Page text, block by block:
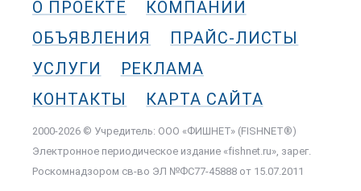
О ПРОЕКТЕ
КОМПАНИИ
ОБЪЯВЛЕНИЯ
ПРАЙС-ЛИСТЫ
УСЛУГИ
РЕКЛАМА
КОНТАКТЫ
КАРТА САЙТА
2000-2026 © Учредитель: ООО «ФИШНЕТ» (FISHNET®)
Электронное периодическое издание «fishnet.ru», зарег.
Роскомнадзором cв-во ЭЛ №ФС77-45888 от 15.07.2011